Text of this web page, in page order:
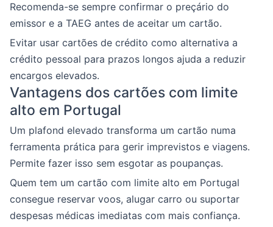
Recomenda-se sempre confirmar o preçário do
emissor e a TAEG antes de aceitar um cartão.
Evitar usar cartões de crédito como alternativa a
crédito pessoal para prazos longos ajuda a reduzir
encargos elevados.
Vantagens dos cartões com limite
alto em Portugal
Um plafond elevado transforma um cartão numa
ferramenta prática para gerir imprevistos e viagens.
Permite fazer isso sem esgotar as poupanças.
Quem tem um cartão com limite alto em Portugal
consegue reservar voos, alugar carro ou suportar
despesas médicas imediatas com mais confiança.